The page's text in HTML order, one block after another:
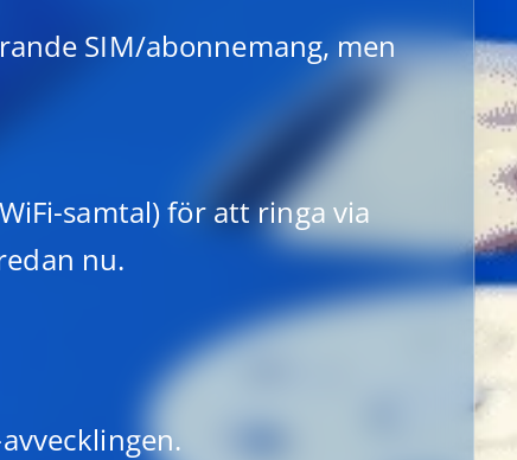
SIM/abonnemang, men
samtal) för att ringa via
nu.